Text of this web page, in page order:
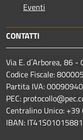
Eventi
CONTATTI
Via E. d´Arborea, 86 -
Codice Fiscale:
Partita IVA:
PEC:
Centralino Unico:
IBAN: